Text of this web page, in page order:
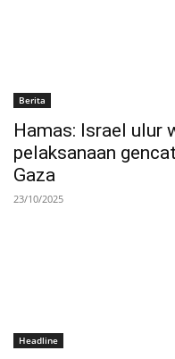
Berita
Hamas: Israel ulur
pelaksanaan
Gaza
23/10/2025
Headline